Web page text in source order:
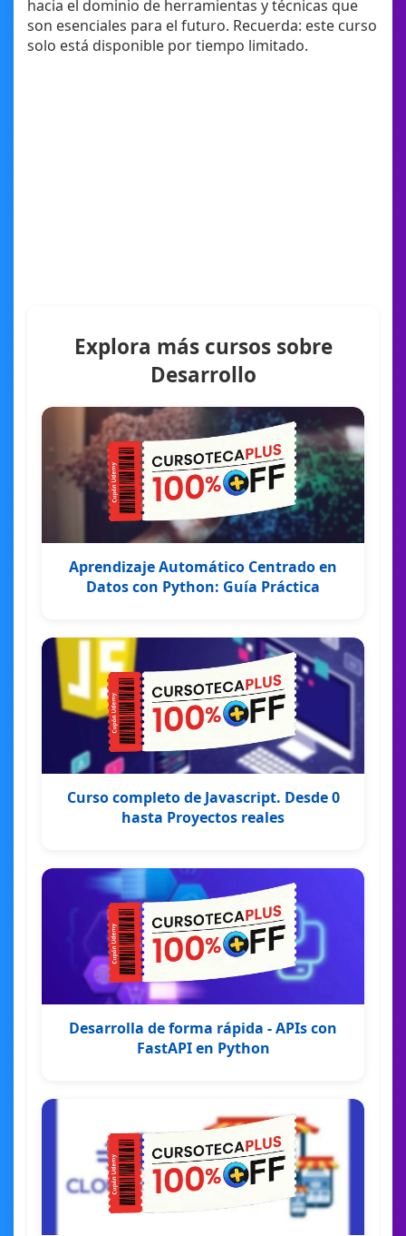
hacia el dominio de herramientas y técnicas que
son esenciales para el futuro. Recuerda: este curso
solo está disponible por tiempo limitado.
Explora más cursos sobre
Desarrollo
Aprendizaje Automático Centrado en
Datos con Python: Guía Práctica
Curso completo de Javascript. Desde 0
hasta Proyectos reales
Desarrolla de forma rápida - APIs con
FastAPI en Python